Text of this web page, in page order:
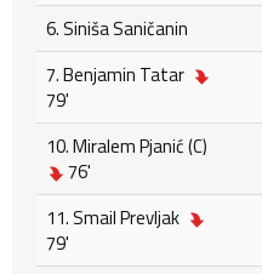
6. Siniša Saničanin
7. Benjamin Tatar
79'
10. Miralem Pjanić (C)
76'
11. Smail Prevljak
79'